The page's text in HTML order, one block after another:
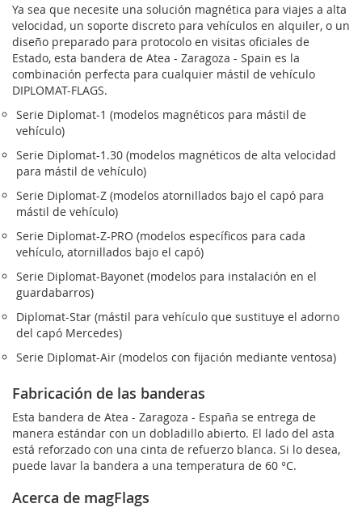
Ya sea que necesite una solución magnética para viajes a alta
velocidad, un soporte discreto para vehículos en alquiler, o un
diseño preparado para protocolo en visitas oficiales de
Estado, esta bandera de Atea - Zaragoza - Spain es la
combinación perfecta para cualquier mástil de vehículo
DIPLOMAT-FLAGS.
Serie Diplomat-1 (modelos magnéticos para mástil de
vehículo)
Serie Diplomat-1.30 (modelos magnéticos de alta velocidad
para mástil de vehículo)
Serie Diplomat-Z (modelos atornillados bajo el capó para
mástil de vehículo)
Serie Diplomat-Z-PRO (modelos específicos para cada
vehículo, atornillados bajo el capó)
Serie Diplomat-Bayonet (modelos para instalación en el
guardabarros)
Diplomat-Star (mástil para vehículo que sustituye el adorno
del capó Mercedes)
Serie Diplomat-Air (modelos con fijación mediante ventosa)
Fabricación de las banderas
Esta bandera de Atea - Zaragoza - España se entrega de
manera estándar con un dobladillo abierto. El lado del asta
está reforzado con una cinta de refuerzo blanca. Si lo desea,
puede lavar la bandera a una temperatura de 60 °C.
Acerca de magFlags